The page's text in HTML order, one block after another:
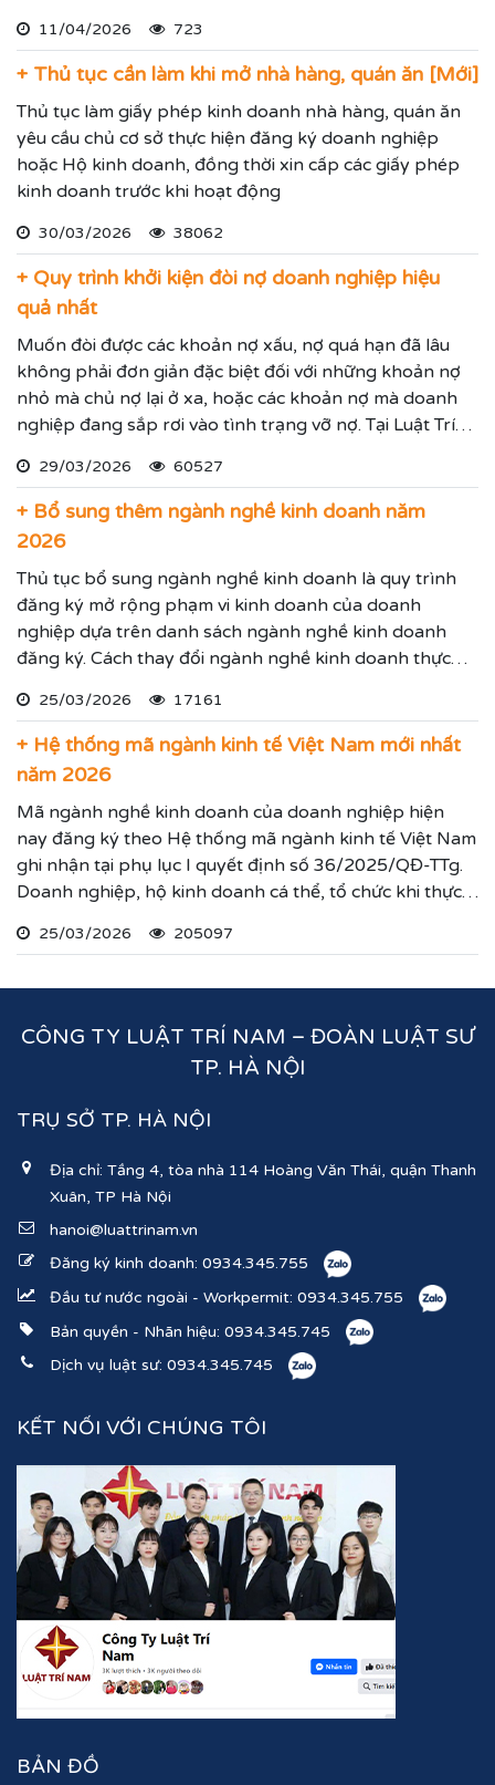
hạn đến 15 năm.
11/04/2026 723
+ Thủ tục cần làm khi mở nhà hàng, quán ăn [Mới]
Thủ tục làm giấy phép kinh doanh nhà hàng, quán ăn
yêu cầu chủ cơ sở thực hiện đăng ký doanh nghiệp
hoặc Hộ kinh doanh, đồng thời xin cấp các giấy phép
kinh doanh trước khi hoạt động
30/03/2026 38062
+ Quy trình khởi kiện đòi nợ doanh nghiệp hiệu
quả nhất
Muốn đòi được các khoản nợ xấu, nợ quá hạn đã lâu
không phải đơn giản đặc biệt đối với những khoản nợ
nhỏ mà chủ nợ lại ở xa, hoặc các khoản nợ mà doanh
nghiệp đang sắp rơi vào tình trạng vỡ nợ. Tại Luật Trí
quyết các tranh chấp kinh tế hiệu quả đảm bảo sẽ giúp
thực hiện các yêu cầu mà Quý vị đưa ra.
29/03/2026 60527
+ Bổ sung thêm ngành nghề kinh doanh năm
2026
Thủ tục bổ sung ngành nghề kinh doanh là quy trình
đăng ký mở rộng phạm vi kinh doanh của doanh
nghiệp dựa trên danh sách ngành nghề kinh doanh
đăng ký. Cách thay đổi ngành nghề kinh doanh thực
25/03/2026 17161
+ Hệ thống mã ngành kinh tế Việt Nam mới nhất
năm 2026
Mã ngành nghề kinh doanh của doanh nghiệp hiện
nay đăng ký theo Hệ thống mã ngành kinh tế Việt Nam
ghi nhận tại phụ lục I quyết định số 36/2025/QĐ-TTg.
Doanh nghiệp, hộ kinh doanh cá thể, tổ chức khi thực
ghi nhận lĩnh vực hoạt động, ngành nghề kinh doanh
25/03/2026 205097
CÔNG TY LUẬT TRÍ NAM – ĐOÀN LUẬT SƯ
TP. HÀ NỘI
TRỤ SỞ TP. HÀ NỘI
Địa chỉ: Tầng 4, tòa nhà 114 Hoàng Văn Thái, quận Thanh
Xuân, TP Hà Nội
hanoi@luattrinam.vn
Đăng ký kinh doanh: 0934.345.755
Đầu tư nước ngoài - Workpermit: 0934.345.755
Bản quyền - Nhãn hiệu: 0934.345.745
Dịch vụ luật sư: 0934.345.745
KẾT NỐI VỚI CHÚNG TÔI
BẢN ĐỒ